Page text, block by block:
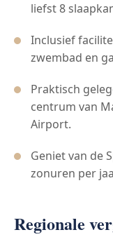
liefst 8
Inclusief
zwembad en
Praktisch
centrum van
Airport.
Geniet van de
zonuren per
Regionale